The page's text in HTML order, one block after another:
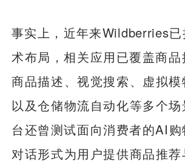
事实上，近年来Wildberries
术布局，相关应用已覆盖商
商品描述、视觉搜索、虚拟
以及仓储物流自动化等多个
台还曾测试面向消费者的AI
对话形式为用户提供商品推荐